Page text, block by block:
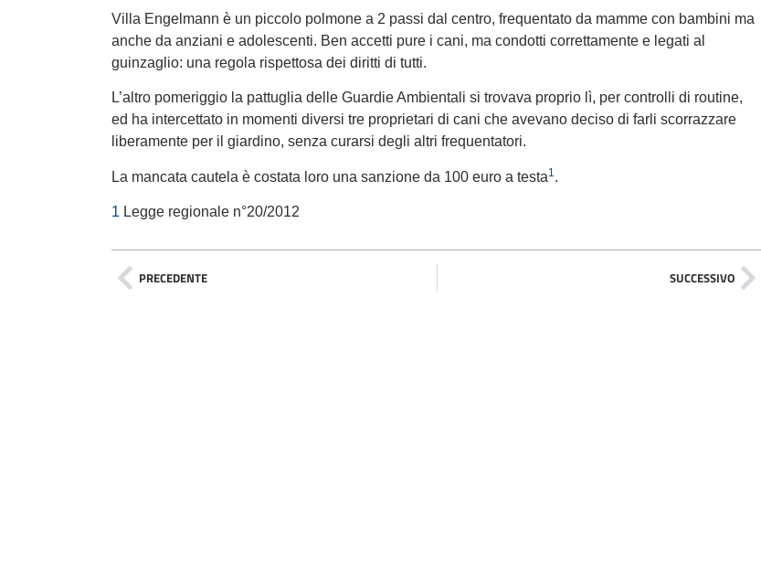
Villa Engelmann è un piccolo polmone a 2 passi dal centro, frequentato da mamme con bambini ma
anche da anziani e adolescenti. Ben accetti pure i cani, ma condotti correttamente e legati al
guinzaglio: una regola rispettosa dei diritti di tutti.
L’altro pomeriggio la pattuglia delle Guardie Ambientali si trovava proprio lì, per controlli di routine,
ed ha intercettato in momenti diversi tre proprietari di cani che avevano deciso di farli scorrazzare
liberamente per il giardino, senza curarsi degli altri frequentatori.
La mancata cautela è costata loro una sanzione da 100 euro a testa1 .
1 Legge regionale n°20/2012
PRECEDENTE SUCCESSIVO